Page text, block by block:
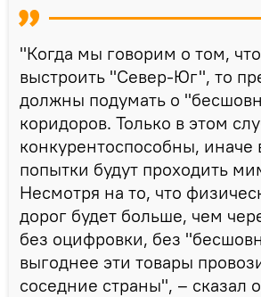
"Когда мы говорим о том,
выстроить "Север-Юг", то
должны подумать о
коридоров. Только в этом
конкурентоспособны, иначе
попытки будут проходить
Несмотря на то, что
дорог будет больше, чем
без оцифровки, без
выгоднее эти товары
соседние страны", – сказал